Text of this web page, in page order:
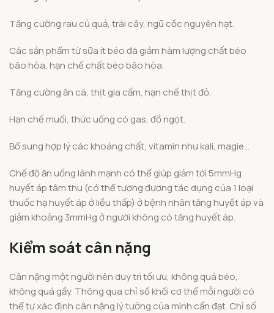
Tăng cường rau củ quả, trái cây, ngũ cốc nguyên hạt.
Các sản phẩm từ sữa ít béo đã giảm hàm lượng chất béo
bão hòa, hạn chế chất béo bão hòa.
Tăng cường ăn cá, thịt gia cầm, hạn chế thịt đỏ.
Hạn chế muối, thức uống có gas, đồ ngọt.
Bổ sung hợp lý các khoáng chất, vitamin như kali, magie…
Chế độ ăn uống lành mạnh có thể giúp giảm tới 5mmHg
huyết áp tâm thu (có thể tương đương tác dụng của 1 loại
thuốc hạ huyết áp ở liều thấp) ở bệnh nhân tăng huyết áp và
giảm khoảng 3mmHg ở người không có tăng huyết áp.
Kiểm soát cân nặng
Cân nặng một người nên duy trì tối ưu, không quá béo,
không quá gầy. Thông qua chỉ số khối cơ thể mỗi người có
thể tự xác định cân nặng lý tưởng của mình cần đạt. Chỉ số